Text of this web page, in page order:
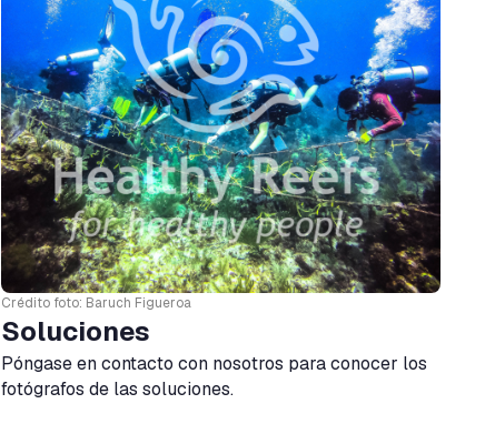
Crédito foto: Baruch Figueroa
Soluciones
Póngase en contacto con nosotros para conocer los
fotógrafos de las soluciones.